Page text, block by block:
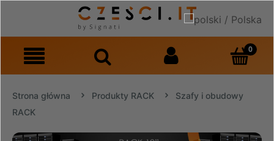
Strona główna Produkty RACK
Szafy i obudowy
RACK